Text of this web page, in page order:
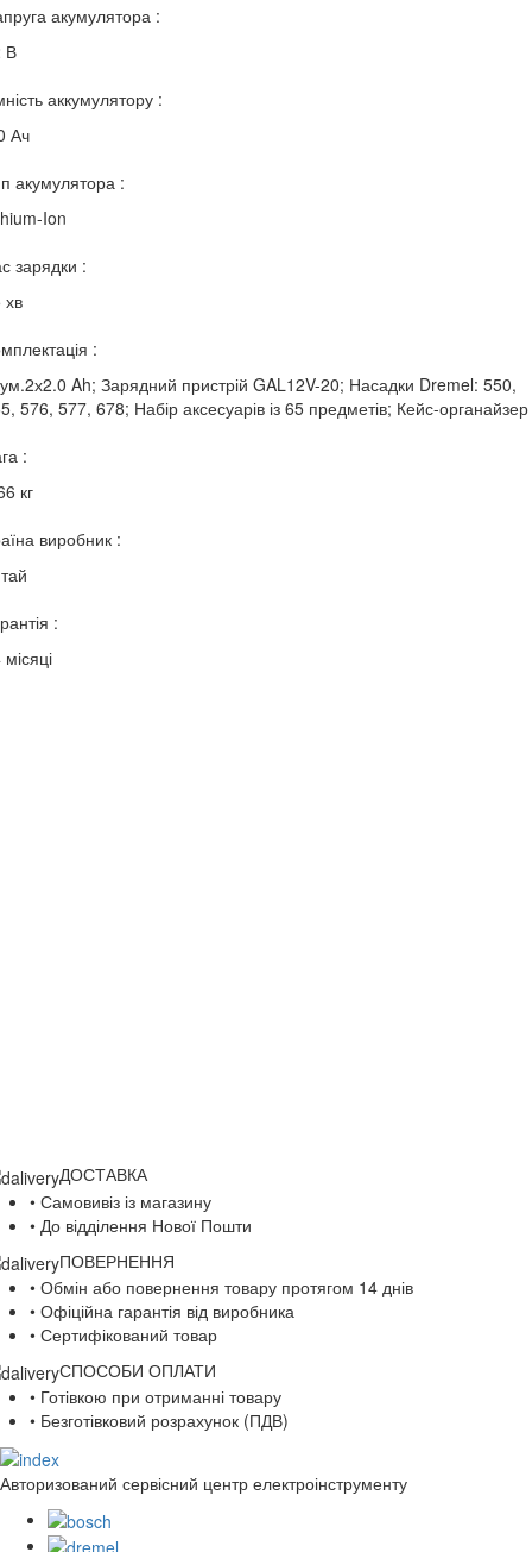
акумулятора :
В
аккумулятору :
Ач
акумулятора :
Ion
зарядки :
хв
:
Ah; Зарядний пристрій GAL12V-20; Насадки Dremel: 550,
576, 577, 678; Набір аксесуарів із 65 предметів; Кейс-органайзер
:
кг
виробник :
:
ДОСТАВКА
• Самовивіз із магазину
• До відділення Нової Пошти
ПОВЕРНЕННЯ
• Обмін або повернення товару протягом 14 днів
• Офіційна гарантія від виробника
• Сертифікований товар
СПОСОБИ ОПЛАТИ
• Готівкою при отриманні товару
• Безготівковий розрахунок (ПДВ)
Авторизований сервісний центр електроінструменту